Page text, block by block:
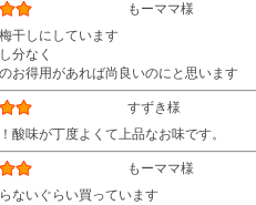
もーママ様
干しにしています
分なく
お得用があれば尚良いのにと思います
すずき様
酸味が丁度よくて上品なお味です。
もーママ様
ないぐらい買っています